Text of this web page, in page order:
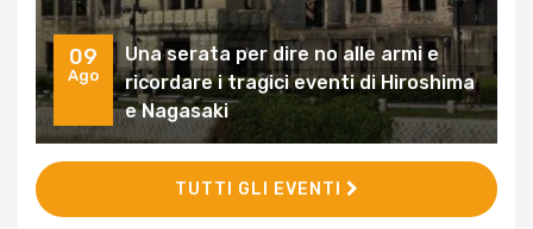
09
Ago
Una serata per dire no alle armi e
ricordare i tragici eventi di Hiroshima
e Nagasaki
TUTTI GLI EVENTI